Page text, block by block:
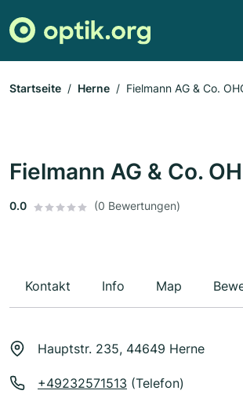
Startseite Herne Fielmann AG & Co.
Fielmann AG & Co.
0.0 (0 Bewertungen)
Kontakt Info Map
Hauptstr. 235, 44649 Herne
+49232571513 (Telefon)